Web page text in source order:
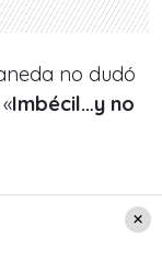
no dudó
Imbécil…y no